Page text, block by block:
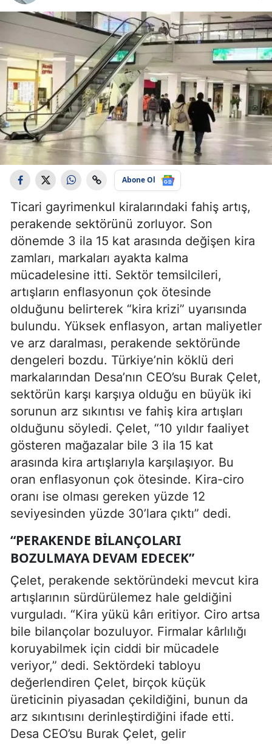
Abone Ol
Ticari gayrimenkul kiralarındaki fahiş artış,
perakende sektörünü zorluyor. Son
dönemde 3 ila 15 kat arasında değişen kira
zamları, markaları ayakta kalma
mücadelesine itti. Sektör temsilcileri,
artışların enflasyonun çok ötesinde
olduğunu belirterek “kira krizi” uyarısında
bulundu. Yüksek enflasyon, artan maliyetler
ve arz daralması, perakende sektöründe
dengeleri bozdu. Türkiye’nin köklü deri
markalarından Desa’nın CEO’su Burak Çelet,
sektörün karşı karşıya olduğu en büyük iki
sorunun arz sıkıntısı ve fahiş kira artışları
olduğunu söyledi. Çelet, “10 yıldır faaliyet
gösteren mağazalar bile 3 ila 15 kat
arasında kira artışlarıyla karşılaşıyor. Bu
oran enflasyonun çok ötesinde. Kira-ciro
oranı ise olması gereken yüzde 12
seviyesinden yüzde 30’lara çıktı” dedi.
“PERAKENDE BILANÇOLARI
BOZULMAYA DEVAM EDECEK”
Çelet, perakende sektöründeki mevcut kira
artışlarının sürdürülemez hale geldiğini
vurguladı. “Kira yükü kârı eritiyor. Ciro artsa
bile bilançolar bozuluyor. Firmalar kârlılığı
koruyabilmek için ciddi bir mücadele
veriyor,” dedi. Sektördeki tabloyu
değerlendiren Çelet, birçok küçük
üreticinin piyasadan çekildiğini, bunun da
arz sıkıntısını derinleştirdiğini ifade etti.
Desa CEO’su Burak Çelet, gelir